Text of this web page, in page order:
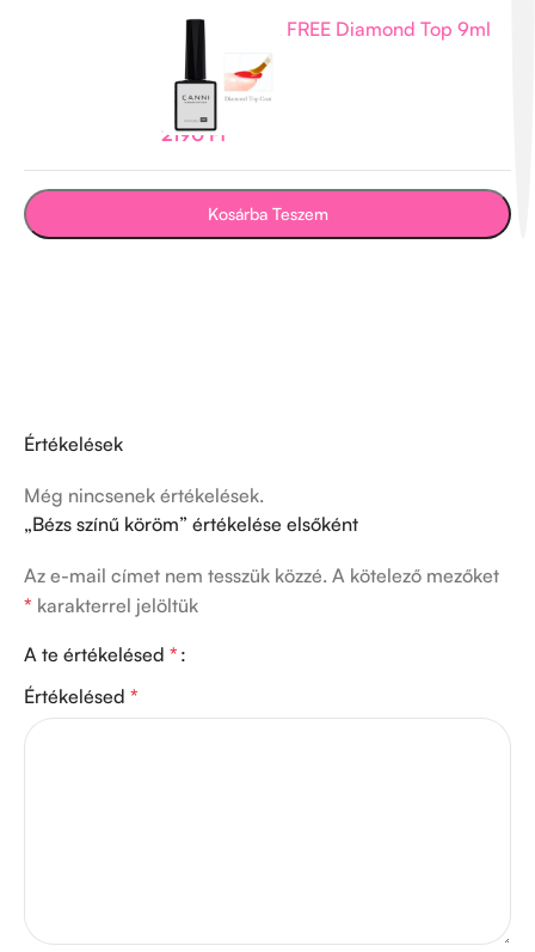
CANNI HEMA FREE Diamond Top 9ml
2190Ft
Készleten
Kosárba Teszem
Értékelések
Még nincsenek értékelések.
„Bézs színű köröm” értékelése elsőként
Az e-mail címet nem tesszük közzé. A kötelező mezőket
* karakterrel jelöltük
A te értékelésed *
Értékelésed *